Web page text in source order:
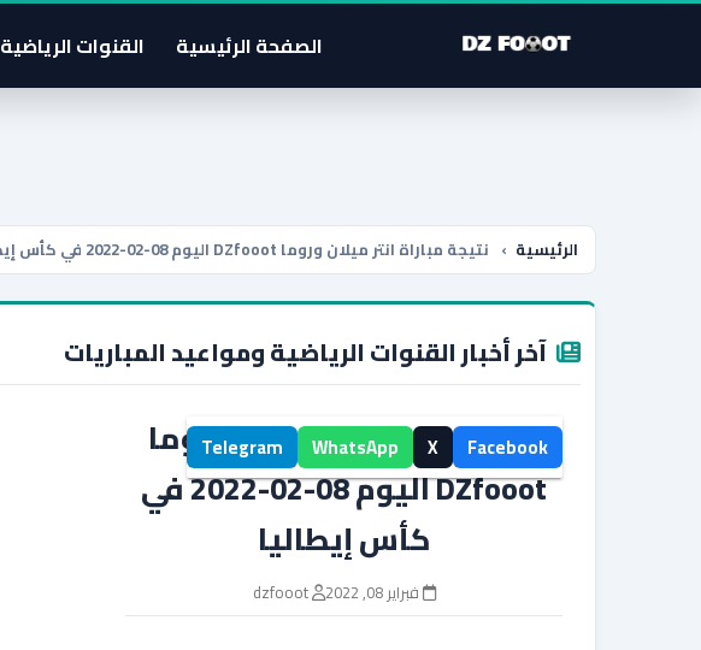
الصفحة الرئيسية القنوات الرياضية
الرئيسية › نتيجة مباراة انتر ميلان وروما DZfooot اليوم 08-02-2022 في كأس إيطاليا
آخر أخبار القنوات الرياضية ومواعيد المباريات
نتيجة مباراة انتر ميلان وروما
DZfooot اليوم 08-02-2022 في
كأس إيطاليا
فبراير 08, 2022 dzfooot
Facebook
X
WhatsApp
Telegram